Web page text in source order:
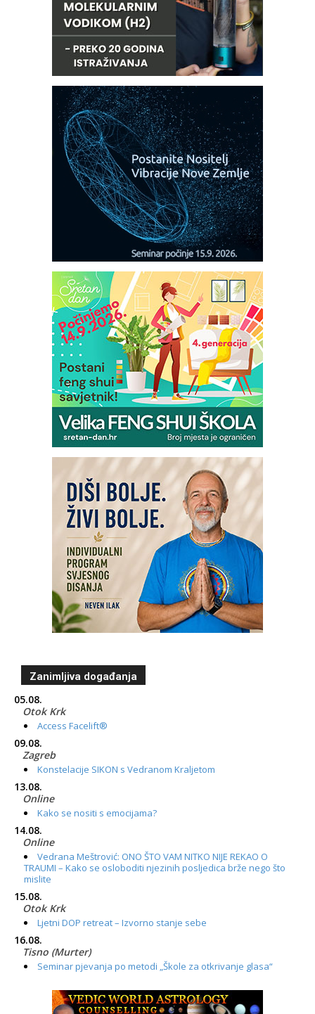
Zanimljiva događanja
05.08.
Otok Krk
Access Facelift®
09.08.
Zagreb
Konstelacije SIKON s Vedranom Kraljetom
13.08.
Online
Kako se nositi s emocijama?
14.08.
Online
Vedrana Meštrović: ONO ŠTO VAM NITKO NIJE REKAO O
TRAUMI – Kako se osloboditi njezinih posljedica brže nego što
mislite
15.08.
Otok Krk
Ljetni DOP retreat – Izvorno stanje sebe
16.08.
Tisno (Murter)
Seminar pjevanja po metodi „Škole za otkrivanje glasa“
Online
Radionica: Pomagači iz drugih dimenzija Online – otvoreno za